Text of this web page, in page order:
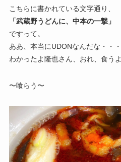
こちらに書かれている文字通り、
「武蔵野うどんに、中本の一撃」
ですって。
ああ、本当にUDONなんだな・・・
わかったよ隆也さん、おれ、食うよ
〜喰らう〜